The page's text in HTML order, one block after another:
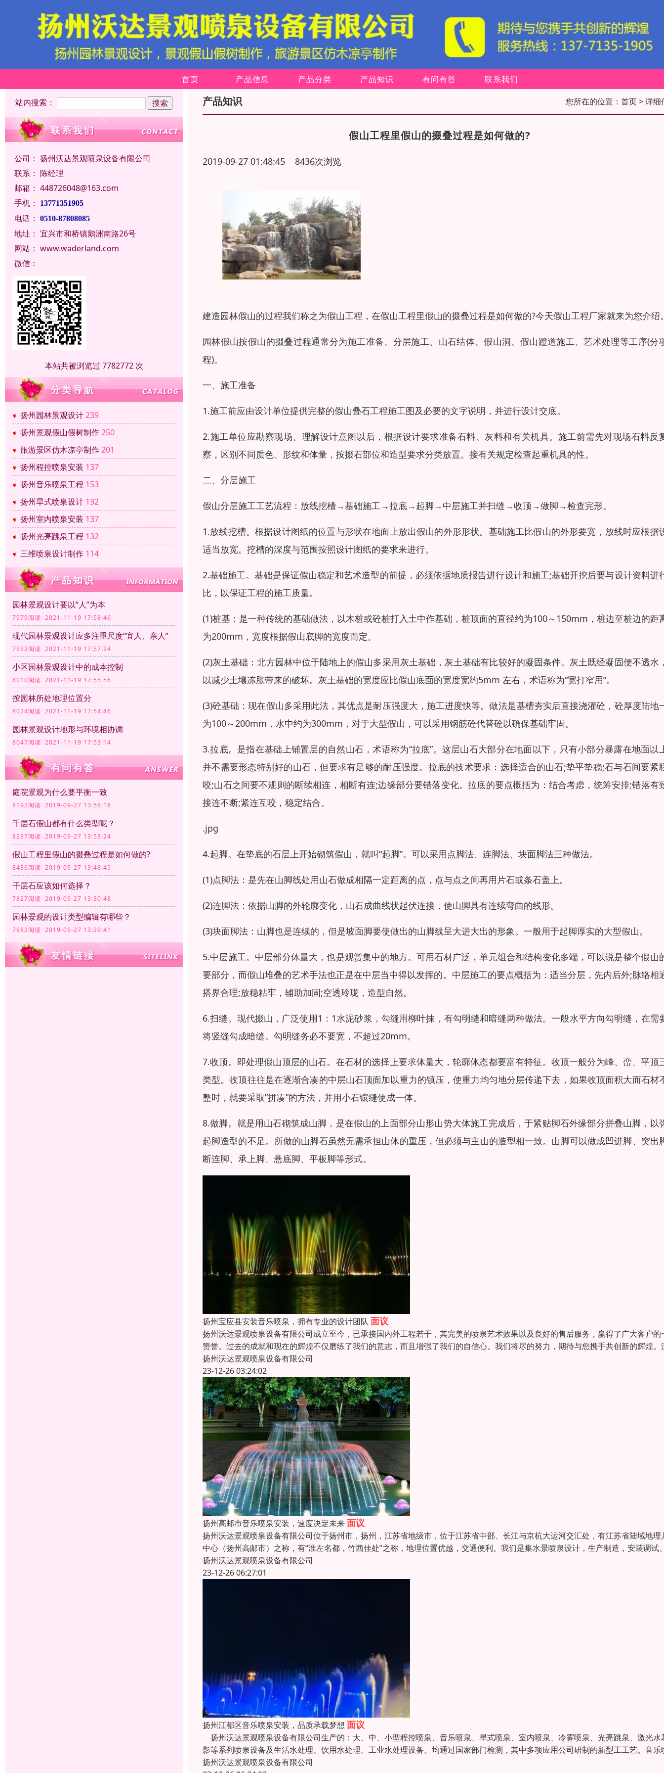
首页 产品信息 产品分类 产品知识 有问有答 联系我们
站内搜索：
公司： 扬州沃达景观喷泉设备有限公司
联系： 陈经理
邮箱： 448726048@163.com
手机：
13771351905
电话： 0510-87808085
地址： 宜兴市和桥镇鹅洲南路26号
网站： www.waderland.com
微信：
本站共被浏览过 7782772 次
扬州园林景观设计239
扬州景观假山假树制作250
旅游景区仿木凉亭制作201
扬州程控喷泉安装 137
扬州音乐喷泉工程 153
扬州旱式喷泉设计 132
扬州室内喷泉安装 137
扬州光亮跳泉工程 132
三维喷泉设计制作 114
园林景观设计要以“人”为本
7979阅读 2021-11-19 17:58:46
现代园林景观设计应多注重尺度“宜人、亲人”
7932阅读 2021-11-19 17:57:24
小区园林景观设计中的成本控制
8010阅读 2021-11-19 17:55:56
按园林所处地理位置分
8024阅读 2021-11-19 17:54:46
园林景观设计地形与环境相协调
8047阅读 2021-11-19 17:53:14
庭院景观为什么要平衡一致
8192阅读 2019-09-27 13:56:18
千层石假山都有什么类型呢？
8237阅读 2019-09-27 13:53:24
假山工程里假山的掇叠过程是如何做的?
8436阅读 2019-09-27 13:48:45
千层石应该如何选择？
7827阅读 2019-09-27 13:30:48
园林景观的设计类型编辑有哪些？
7982阅读 2019-09-27 13:29:41
产品知识 您所在的位置： 首页> 详细
假山工程里假山的掇叠过程是如何做的?
2019-09-27 01:48:45 8436次浏览
建造园林假山的过程我们称之为假山工程，在假山工程里假山的掇叠过程是如何做的?今天假山工程厂家就来为您介绍
园林假山按假山的掇叠过程通常分为施工准备、分层施工、山石结体、假山洞、假山蹬道施工、艺术处理等工序(分
程)。
一、施工准备
1.施工前应由设计单位提供完整的假山叠石工程施工图及必要的文字说明，并进行设计交底。
2.施工单位应勘察现场、理解设计意图以后，根据设计要求准备石料、灰料和有关机具。施工前需先对现场石料反
察，区别不同质色、形纹和体量，按掇石部位和造型要求分类放置。接有关规定检查起重机具的性。
二、分层施工
假山分层施工工艺流程：放线挖槽→基础施工→拉底→起脚→中层施工并扫缝→收顶→做脚→检查完形。
1.放线挖槽。根据设计图纸的位置与形状在地面上放出假山的外形形状。基础施工比假山的外形要宽，放线时应根据
适当放宽。挖槽的深度与范围按照设计图纸的要求来进行。
2.基础施工。基础是保证假山稳定和艺术造型的前提，必须依据地质报告进行设计和施工;基础开挖后要与设计资料进
比，以保证工程的施工质量。
(1)桩基：是一种传统的基础做法，以木桩或砼桩打入土中作基础，桩顶面的直径约为100～150mm，桩边至桩边的距
为200mm，宽度根据假山底脚的宽度而定。
(2)灰土基础：北方园林中位于陆地上的假山多采用灰土基础，灰土基础有比较好的凝固条件。灰土既经凝固便不透水
以减少土壤冻胀带来的破坏。灰土基础的宽度应比假山底面的宽度宽约5mm 左右，术语称为“宽打窄用”。
(3)砼基础：现在假山多采用此法，其优点是耐压强度大，施工进度快等。做法是基槽夯实后直接浇灌砼，砼厚度陆地
为100～200mm，水中约为300mm，对于大型假山，可以采用钢筋砼代替砼以确保基础牢固。
3.拉底。是指在基础上铺置层的自然山石，术语称为“拉底”。这层山石大部分在地面以下，只有小部分暴露在地面以
并不需要形态特别好的山石，但要求有足够的耐压强度。拉底的技术要求：选择适合的山石;垫平垫稳;石与石间要紧
咬;山石之间要不规则的断续相连，相断有连;边缘部分要错落变化。拉底的要点概括为：结合考虑，统筹安排;错落有
接连不断;紧连互咬，稳定结合。
.jpg
4.起脚。在垫底的石层上开始砌筑假山，就叫“起脚”。可以采用点脚法、连脚法、块面脚法三种做法。
(1)点脚法：是先在山脚线处用山石做成相隔一定距离的点，点与点之间再用片石或条石盖上。
(2)连脚法：依据山脚的外轮廓变化，山石成曲线状起伏连接，使山脚具有连续弯曲的线形。
(3)块面脚法：山脚也是连续的，但是坡面脚要使做出的山脚线呈大进大出的形象。一般用于起脚厚实的大型假山。
5.中层施工。中层部分体量大，也是观赏集中的地方。可用石材广泛，单元组合和结构变化多端，可以说是整个假山
要部分，而假山堆叠的艺术手法也正是在中层当中得以发挥的。中层施工的要点概括为：适当分层，先内后外;脉络相
搭界合理;放稳粘牢，辅助加固;空透玲珑，造型自然。
6.扫缝。现代掇山，广泛使用1：1水泥砂浆，勾缝用柳叶抹，有勾明缝和暗缝两种做法。一般水平方向勾明缝，在需
将竖缝勾成暗缝。勾明缝务必不要宽，不超过20mm。
7.收顶。即处理假山顶层的山石。在石材的选择上要求体量大，轮廓体态都要富有特征。收顶一般分为峰、峦、平顶
类型。收顶往往是在逐渐合凑的中层山石顶面加以重力的镇压，使重力均匀地分层传递下去，如果收顶面积大而石材
整时，就要采取”拼凑”的方法，并用小石镶缝使成一体。
8.做脚。就是用山石砌筑成山脚，是在假山的上面部分山形山势大体施工完成后，于紧贴脚石外缘部分拼叠山脚，以
起脚造型的不足。所做的山脚石虽然无需承担山体的重压，但必须与主山的造型相一致。山脚可以做成凹进脚、突出
断连脚、承上脚、悬底脚、平板脚等形式。
扬州宝应县安装音乐喷泉，拥有专业的设计团队 面议
扬州沃达景观喷泉设备有限公司成立至今，已承接国内外工程若干，其完美的喷泉艺术效果以及良好的售后服务，赢得了广大客户的
赞誉。过去的成就和现在的辉煌不仅磨练了我们的意志，而且增强了我们的自信心。我们将尽的努力，期待与您携手共创新的辉煌。
扬州沃达景观喷泉设备有限公司
23-12-26 03:24:02
扬州高邮市音乐喷泉安装，速度决定未来面议
扬州沃达景观喷泉设备有限公司位于扬州市，扬州，江苏省地级市，位于江苏省中部、长江与京杭大运河交汇处，有江苏省陆域地理
中心（扬州高邮市）之称，有“淮左名都，竹西佳处”之称，地理位置优越，交通便利。我们是集水景喷泉设计，生产制造，安装调试
扬州沃达景观喷泉设备有限公司
23-12-26 06:27:01
扬州江都区音乐喷泉安装，品质承载梦想 面议
扬州沃达景观喷泉设备有限公司生产的：大、中、小型程控喷泉、音乐喷泉、旱式喷泉、室内喷泉、冷雾喷泉、光亮跳泉、激光水
影等系列喷泉设备及生活水处理、饮用水处理、工业水处理设备。均通过国家部门检测，其中多项应用公司研制的新型工工艺。音乐
扬州沃达景观喷泉设备有限公司